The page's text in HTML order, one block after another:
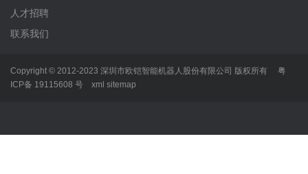
人才招聘
联系我们
Copyright © 2012-2023 深圳市欧铠智能机器人股份有限公司 版权所有
粤
ICP备 19115608 号
xml sitemap